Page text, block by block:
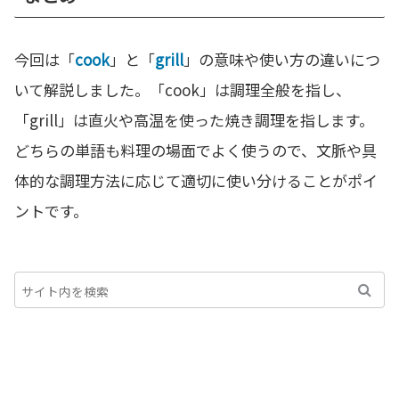
今回は「cook」と「grill」の意味や使い方の違いにつ
いて解説しました。「cook」は調理全般を指し、
「grill」は直火や高温を使った焼き調理を指します。
どちらの単語も料理の場面でよく使うので、文脈や具
体的な調理方法に応じて適切に使い分けることがポイ
ントです。